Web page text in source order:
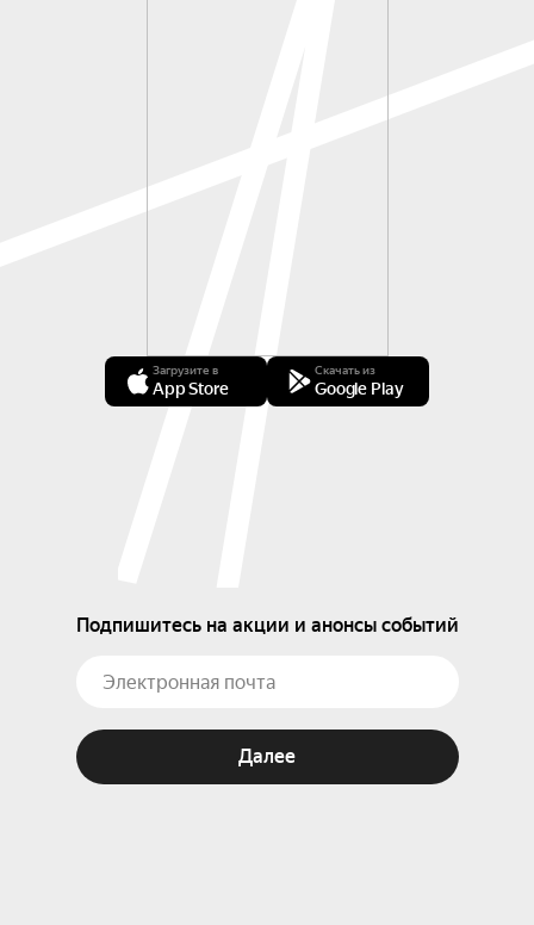
Загрузите в
App Store
Скачать из
Google Play
Подпишитесь на акции и анонсы событий
Далее